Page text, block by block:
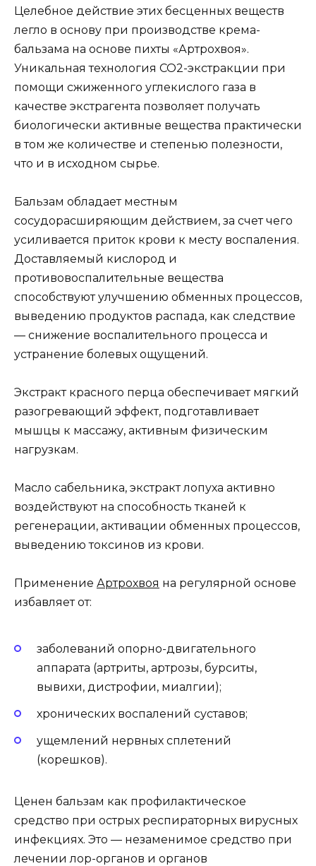
Целебное действие этих бесценных веществ
легло в основу при производстве крема-
бальзама на основе пихты «Артрохвоя».
Уникальная технология СО2-экстракции при
помощи сжиженного углекислого газа в
качестве экстрагента позволяет получать
биологически активные вещества практически
в том же количестве и степенью полезности,
что и в исходном сырье.
Бальзам обладает местным
сосудорасширяющим действием, за счет чего
усиливается приток крови к месту воспаления.
Доставляемый кислород и
противовоспалительные вещества
способствуют улучшению обменных процессов,
выведению продуктов распада, как следствие
— снижение воспалительного процесса и
устранение болевых ощущений.
Экстракт красного перца обеспечивает мягкий
разогревающий эффект, подготавливает
мышцы к массажу, активным физическим
нагрузкам.
Масло сабельника, экстракт лопуха активно
воздействуют на способность тканей к
регенерации, активации обменных процессов,
выведению токсинов из крови.
Применение Артрохвоя на регулярной основе
избавляет от:
заболеваний опорно-двигательного
аппарата (артриты, артрозы, бурситы,
вывихи, дистрофии, миалгии);
хронических воспалений суставов;
ущемлений нервных сплетений
(корешков).
Ценен бальзам как профилактическое
средство при острых респираторных вирусных
инфекциях. Это — незаменимое средство при
лечении лор-органов и органов